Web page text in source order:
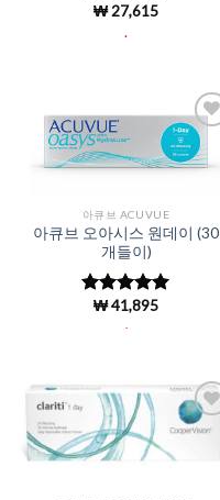
5 중에서
₩27,615
.
Add to
Wishlist
아큐브 ACUVUE
아큐브 오아시스 원데이 (30
개들이)
5 중에서
로 평
₩41,895
Add to